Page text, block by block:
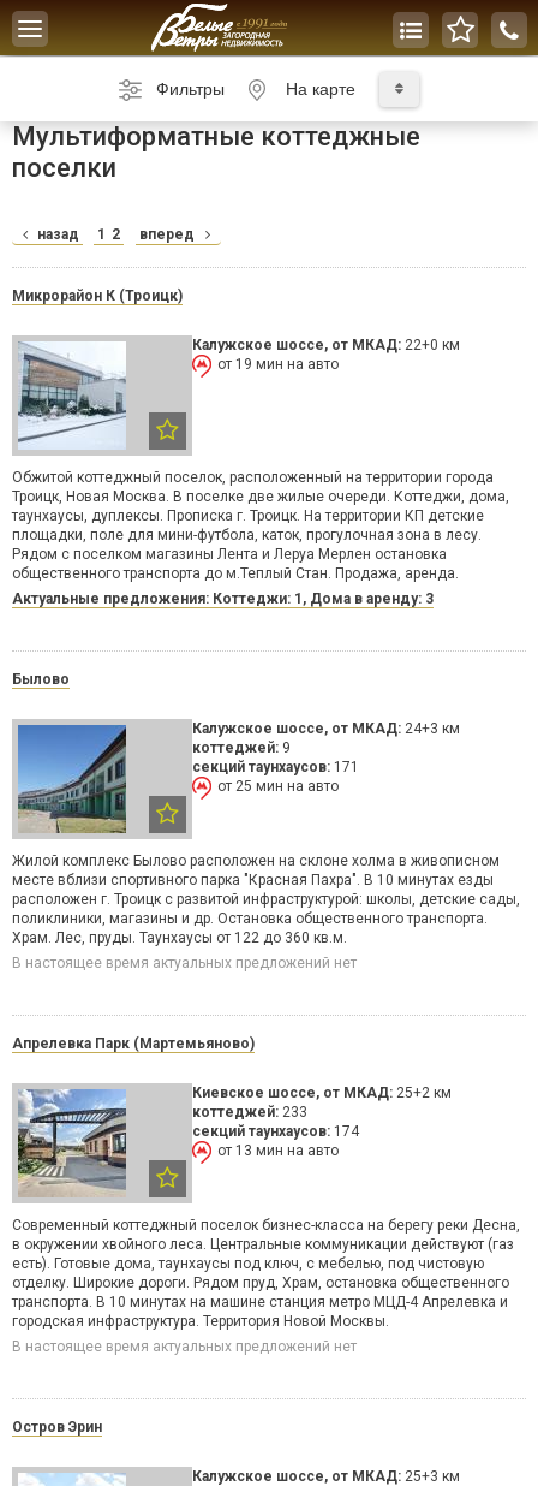
Toggle
navigation
Фильтры На карте
Мультиформатные коттеджные
поселки
назад 1 2 вперед
Микрорайон К (Троицк)
Калужское шоссе, от МКАД: 22+0 км
от 19 мин на авто
Обжитой коттеджный поселок, расположенный на территории города
Троицк, Новая Москва. В поселке две жилые очереди. Коттеджи, дома,
таунхаусы, дуплексы. Прописка г. Троицк. На территории КП детские
площадки, поле для мини-футбола, каток, прогулочная зона в лесу.
Рядом с поселком магазины Лента и Леруа Мерлен остановка
общественного транспорта до м.Теплый Стан. Продажа, аренда.
Актуальные предложения: Коттеджи: 1, Дома в аренду: 3
Былово
Калужское шоссе, от МКАД: 24+3 км
коттеджей: 9
секций таунхаусов: 171
от 25 мин на авто
Жилой комплекс Былово расположен на склоне холма в живописном
месте вблизи спортивного парка "Красная Пахра". В 10 минутах езды
расположен г. Троицк с развитой инфраструктурой: школы, детские сады,
поликлиники, магазины и др. Остановка общественного транспорта.
Храм. Лес, пруды. Таунхаусы от 122 до 360 кв.м.
В настоящее время актуальных предложений нет
Апрелевка Парк (Мартемьяново)
Киевское шоссе, от МКАД: 25+2 км
коттеджей: 233
секций таунхаусов: 174
от 13 мин на авто
Современный коттеджный поселок бизнес-класса на берегу реки Десна,
в окружении хвойного леса. Центральные коммуникации действуют (газ
есть). Готовые дома, таунхаусы под ключ, с мебелью, под чистовую
отделку. Широкие дороги. Рядом пруд, Храм, остановка общественного
транспорта. В 10 минутах на машине станция метро МЦД-4 Апрелевка и
городская инфраструктура. Территория Новой Москвы.
В настоящее время актуальных предложений нет
Остров Эрин
Калужское шоссе, от МКАД: 25+3 км